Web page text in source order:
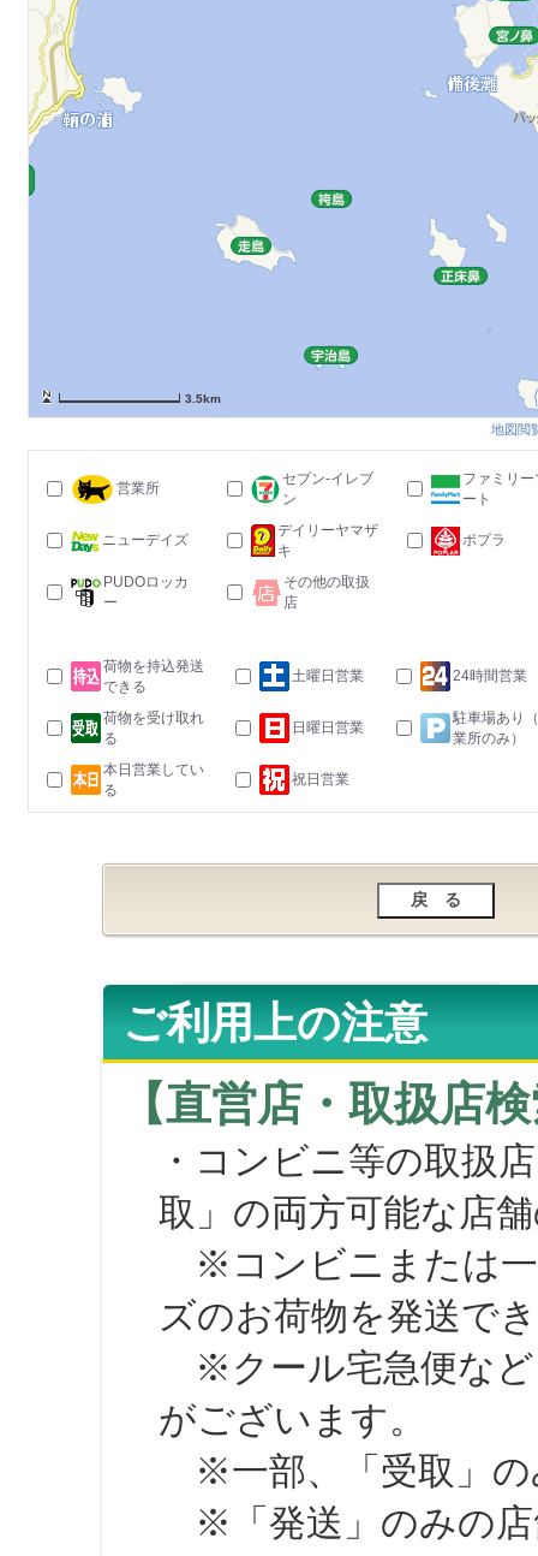
3.5km
地図閲
営業所
セブン-イレブ
ン
ファミリー
ート
ニューデイズ
デイリーヤマザ
キ
ポプラ
PUDOロッカ
ー
その他の取扱
店
荷物を持込発送
できる
土曜日営業 24時間営業
荷物を受け取れ
る
日曜日営業
駐車場あり
業所のみ）
本日営業してい
る
祝日営業
ご利用上の注意
【直営店・取扱店
・コンビニ等の取扱
取」の両方可能な店
※コンビニまたは一
ズのお荷物を発送で
※クール宅急便など
がございます。
※一部、「受取」の
※「発送」のみの店